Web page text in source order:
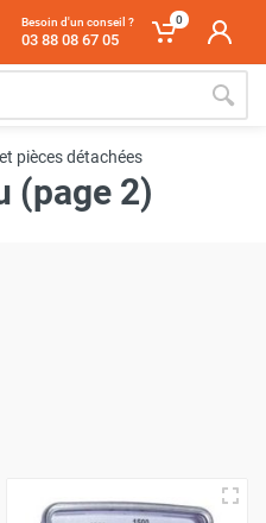
Besoin d'un conseil ?
03 88 08 67 05
0
pièces détachées
(page 2)